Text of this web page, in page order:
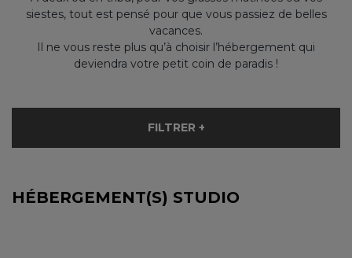
siestes, tout est pensé pour que vous passiez de belles
vacances.
Il ne vous reste plus qu’à choisir l’hébergement qui
deviendra votre petit coin de paradis !
FILTRER +
HÉBERGEMENT(S) STUDIO